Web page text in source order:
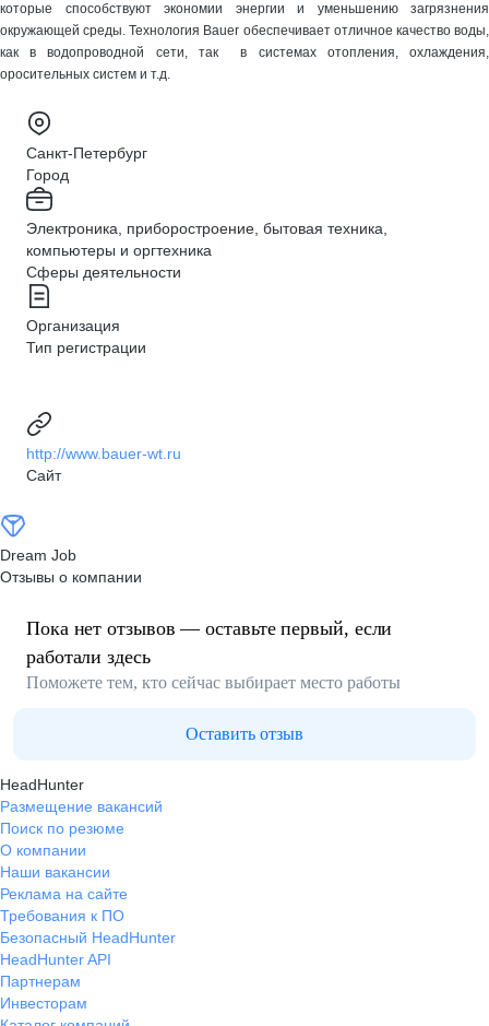
которые способствуют экономии энергии и уменьшению загрязнения
окружающей среды. Технология Bauer обеспечивает отличное качество воды,
как в водопроводной сети, так в системах отопления, охлаждения,
оросительных систем и т.д.
Санкт-Петербург
Город
Электроника, приборостроение, бытовая техника,
компьютеры и оргтехника
Сферы деятельности
Организация
Тип регистрации
http://www.bauer-wt.ru
Сайт
Dream Job
Отзывы о компании
Пока нет отзывов — оставьте первый, если
работали здесь
Поможете тем, кто сейчас выбирает место работы
Оставить отзыв
HeadHunter
Размещение вакансий
Поиск по резюме
О компании
Наши вакансии
Реклама на сайте
Требования к ПО
Безопасный HeadHunter
HeadHunter API
Партнерам
Инвесторам